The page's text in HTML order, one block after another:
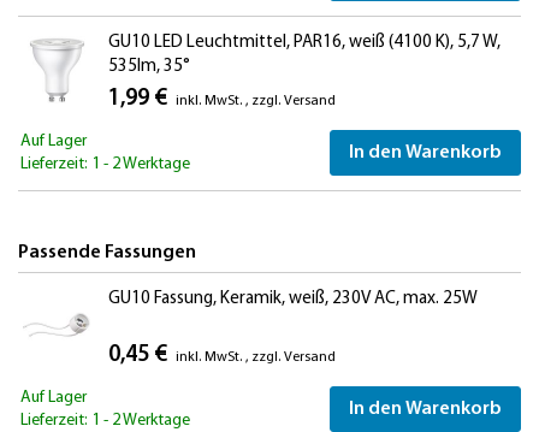
GU10 LED Leuchtmittel, PAR16, weiß (4100 K), 5,7 W,
535lm, 35°
1,99 € inkl. MwSt. , zzgl. Versand
Auf Lager
Lieferzeit: 1 - 2 Werktage
In den Warenkorb
Passende Fassungen
GU10 Fassung, Keramik, weiß, 230V AC, max. 25W
0,45 € inkl. MwSt. , zzgl. Versand
Auf Lager
Lieferzeit: 1 - 2 Werktage
In den Warenkorb